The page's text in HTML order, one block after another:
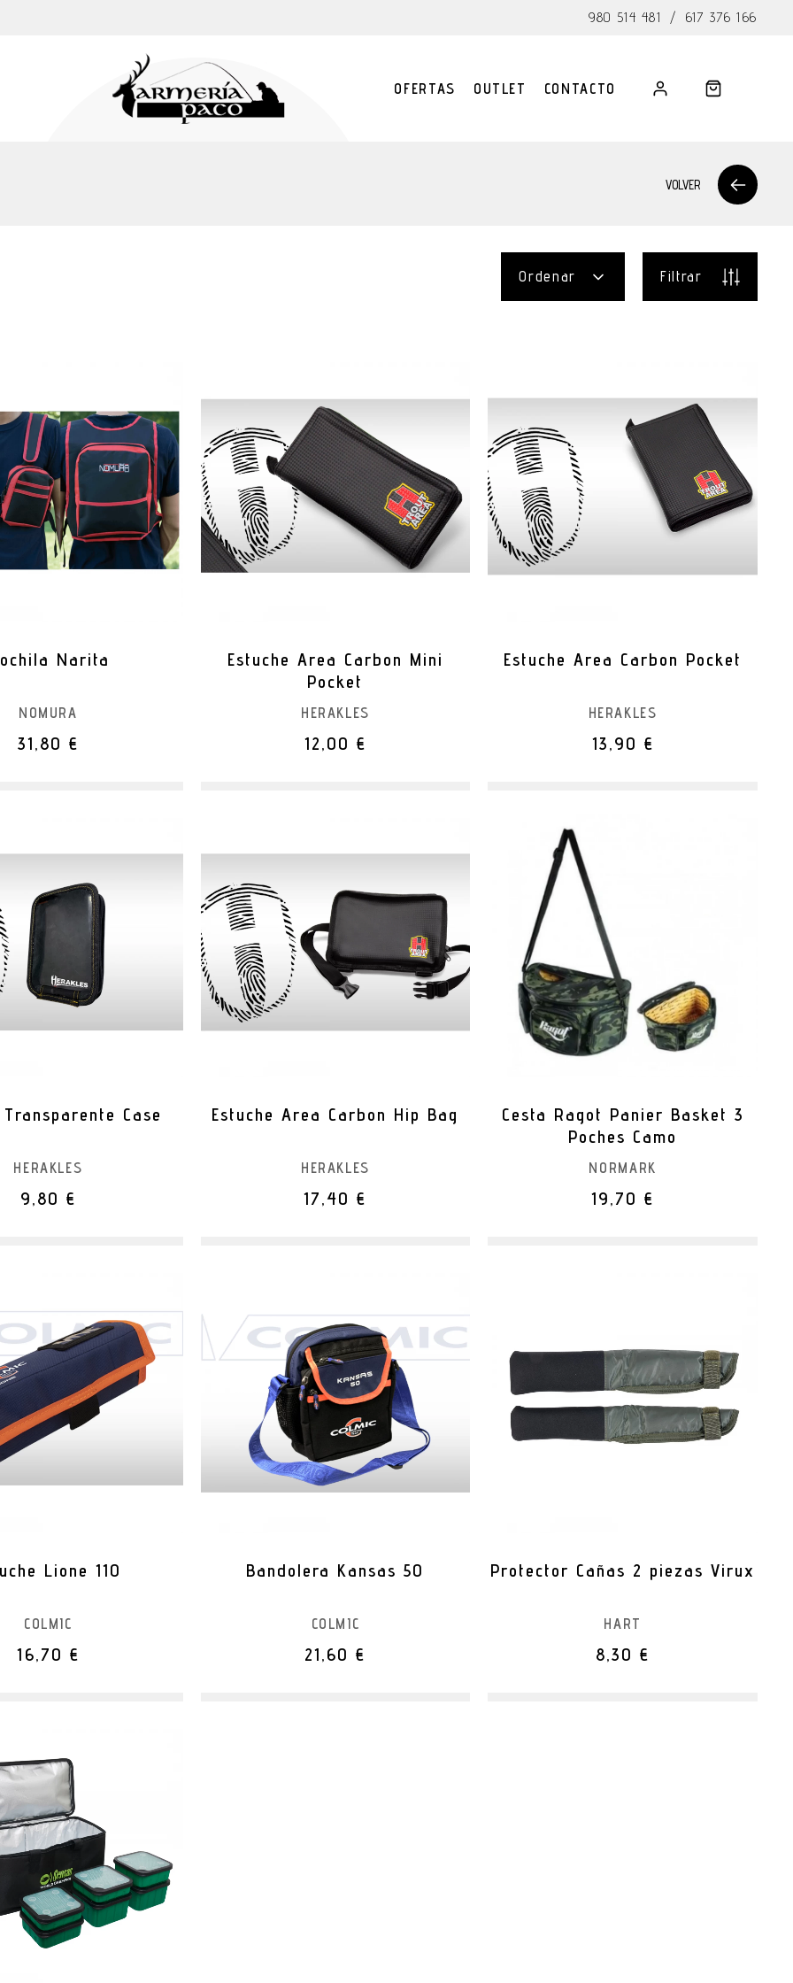
980 514 481 / 617 376 166
OFERTAS OUTLET CONTACTO
VOLVER
Ordenar Filtrar
Narita
NOMURA
31,80 €
Estuche Area Carbon Mini
Pocket
HERAKLES
12,00 €
Estuche Area Carbon Pocket
HERAKLES
13,90 €
Case
HERAKLES
9,80 €
Estuche Area Carbon Hip Bag
HERAKLES
17,40 €
Cesta Ragot Panier Basket 3
Poches Camo
NORMARK
19,70 €
Lione 110
COLMIC
16,70 €
Bandolera Kansas 50
COLMIC
21,60 €
Protector Cañas 2 piezas Virux
HART
8,30 €